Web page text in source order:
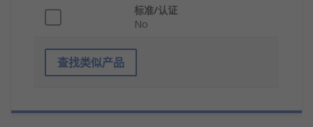
标准/认证
No
查找类似产品